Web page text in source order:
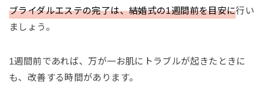
ブライダルエステの完了は、結婚式の1週間前を目安に行い
ましょう。
1週間前であれば、万が一お肌にトラブルが起きたときに
も、改善する時間があります。